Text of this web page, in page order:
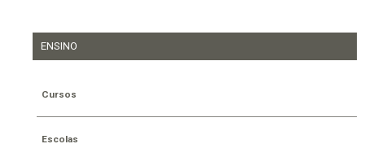
ENSINO
Cursos
Escolas